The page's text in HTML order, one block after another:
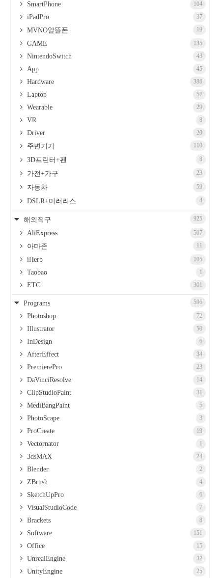
SmartPhone 104
iPadPro 37
MVNO알뜰폰 19
GAME 135
NintendoSwitch 43
App 45
Hardware 386
Laptop 57
Wearable 29
VR 8
Driver 20
주변기기 110
3D프린터+펜 8
가전+가구 23
자동차 59
DSLR+미러리스 4
해외직구 925
AliExpress 507
아마존 11
iHerb 105
Taobao 1
ETC 301
Programs 596
Photoshop 72
Illustrator 50
InDesign 6
AfterEffect 34
PremierePro 23
DaVinciResolve 14
ClipStudioPaint 31
MediBangPaint 5
PhotoScape 3
ProCreate 19
Vectornator 1
3dsMAX 24
Blender 2
ZBrush 4
SketchUpPro 6
VisualStudioCode 7
Brackets 8
Software 151
Office 15
UnrealEngine 32
UnityEngine 25